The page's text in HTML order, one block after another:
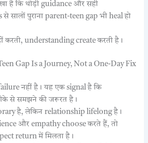
है कि थोड़ी guidance और सही
सालों पुराना parent-teen gap भी heal हो
करती, understanding create करती है।
Gap Is a Journey, Not a One-Day Fix
नहीं है। यह एक signal है कि
से समझने की जरूरत है।
है, लेकिन relationship lifelong है।
और empathy choose करते हैं, तो
return में मिलता है।